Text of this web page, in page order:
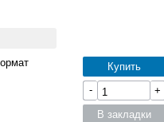
Купить
-
+
В закладки